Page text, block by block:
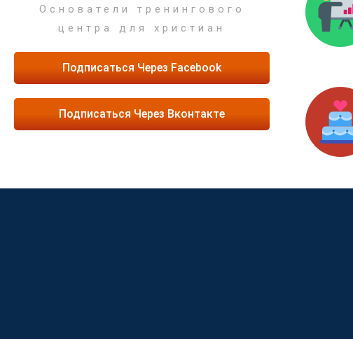
Основатели тренингового
центра для христиан
Подписаться Через Facebook
Подписаться Через Вконтакте